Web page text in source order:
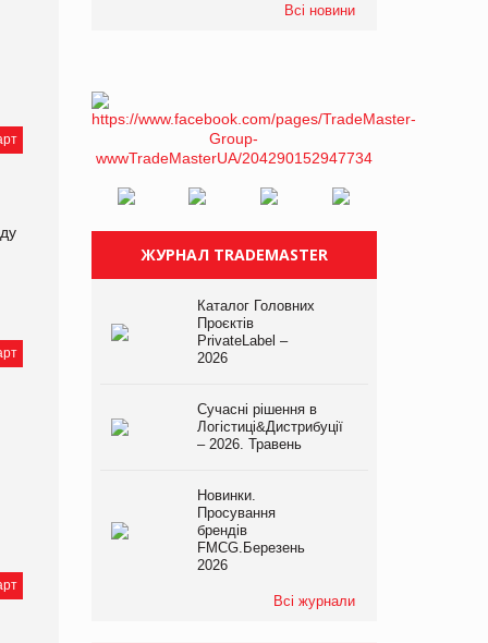
Всі новини
ЖУРНАЛ TRADEMASTER
Каталог Головних
Проєктів
PrivateLabel –
2026
Сучасні рішення в
Логістиці&Дистрибуції
– 2026. Травень
Новинки.
Просування
брендів
FMCG.Березень
2026
Всі журнали